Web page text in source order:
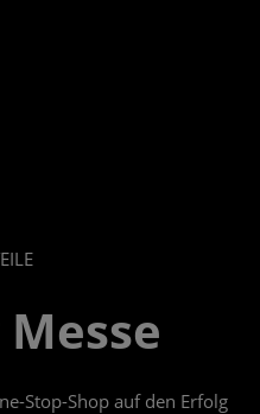
Stop-Shop auf den Erfolg